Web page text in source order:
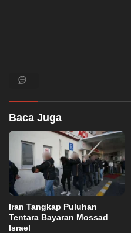
Baca Juga
Iran Tangkap Puluhan
Tentara Bayaran Mossad
Israel